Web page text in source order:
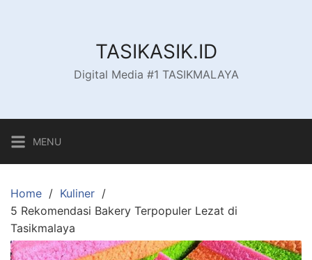
TASIKASIK.ID
Digital Media #1 TASIKMALAYA
MENU
Home
Kuliner
5 Rekomendasi Bakery Terpopuler Lezat di
Tasikmalaya